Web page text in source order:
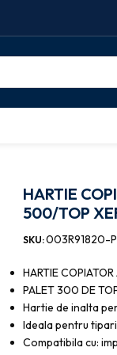
HARTIE
500/TOP
SKU:003R91820-P
HARTIE
PALET 300 DE
Hartie de inalta
Ideala pentru
Compatibila cu: